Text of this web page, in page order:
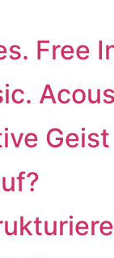
Free
Geist